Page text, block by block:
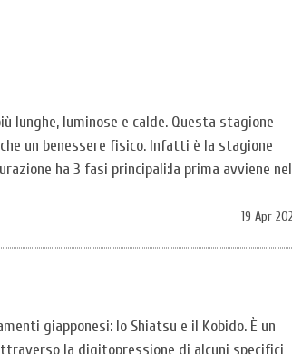
lunghe, luminose e calde. Questa stagione
un benessere fisico. Infatti è la stagione
ha 3 fasi principali:la prima avviene nel
19 Apr
giapponesi: lo Shiatsu e il Kobido. È un
la digitopressione di alcuni specifici